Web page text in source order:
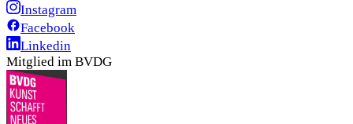
Instagram
Facebook
Linkedin
Mitglied im BVDG